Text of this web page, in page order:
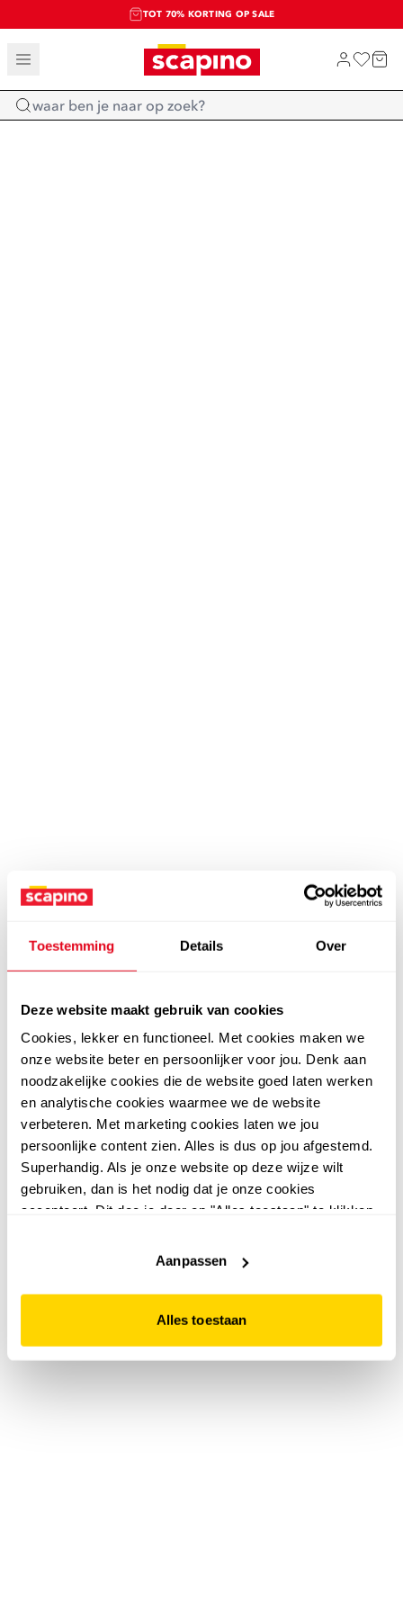
Toestemming Details Over
Deze website maakt gebruik van cookies
Cookies, lekker en functioneel. Met cookies maken we
onze website beter en persoonlijker voor jou. Denk aan
noodzakelijke cookies die de website goed laten werken
en analytische cookies waarmee we de website
verbeteren. Met marketing cookies laten we jou
persoonlijke content zien. Alles is dus op jou afgestemd.
Superhandig. Als je onze website op deze wijze wilt
gebruiken, dan is het nodig dat je onze cookies
accepteert. Dit doe je door op "Alles toestaan" te klikken.
website niet optimaal functioneert.
Aanpassen
Alles toestaan
TOT 70% KORTING OP SALE
SALE: LAATSTE KANS!
SHOP NIEUW
Home